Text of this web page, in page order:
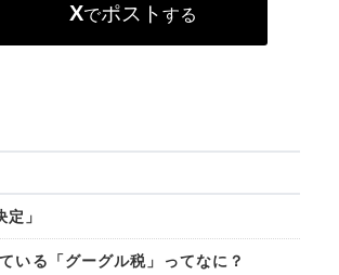
Xでポスト する
」
いる「グーグル税」ってなに？